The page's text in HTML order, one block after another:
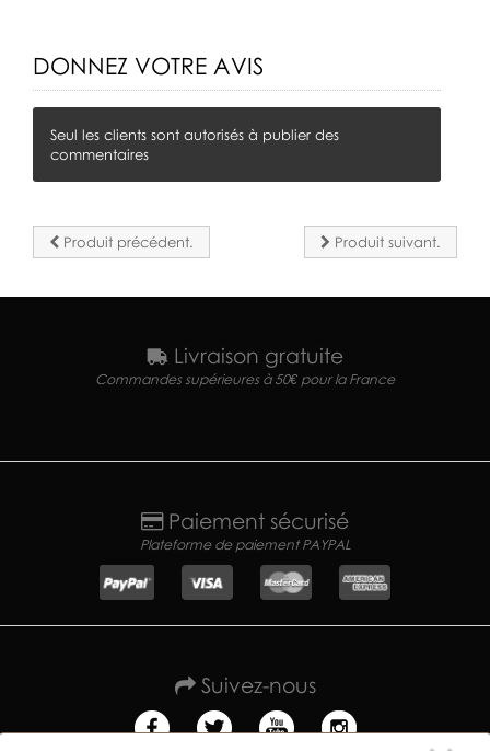
DONNEZ VOTRE AVIS
Seul les clients sont autorisés à publier des
commentaires
Produit précédent. Produit suivant.
Livraison gratuite
Commandes supérieures à 50€ pour la France
Paiement sécurisé
Plateforme de paiement PAYPAL
Suivez-nous